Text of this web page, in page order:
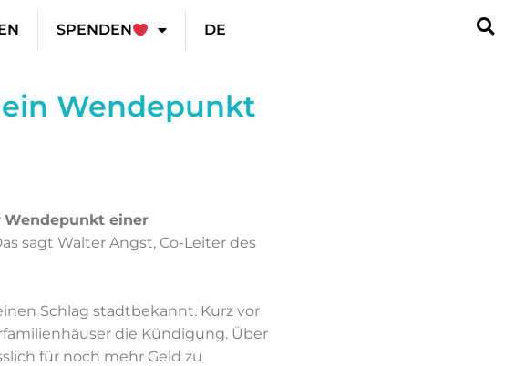
SPENDEN DE
Wendepunkt
Wendepunkt einer
sagt Walter Angst, Co-Leiter des
Schlag stadtbekannt. Kurz vor
die Kündigung. Über
für noch mehr Geld zu